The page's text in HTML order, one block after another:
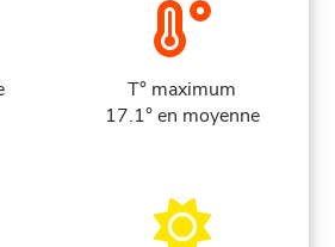
T° maximum
17.1° en moyenne